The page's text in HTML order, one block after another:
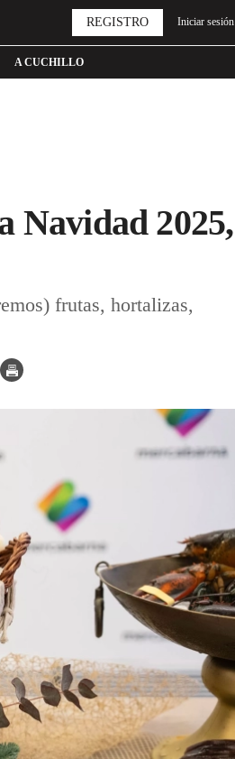
A CUCHILLO
REGISTRO Iniciar sesión
Navidad 2025,
frutas, hortalizas,